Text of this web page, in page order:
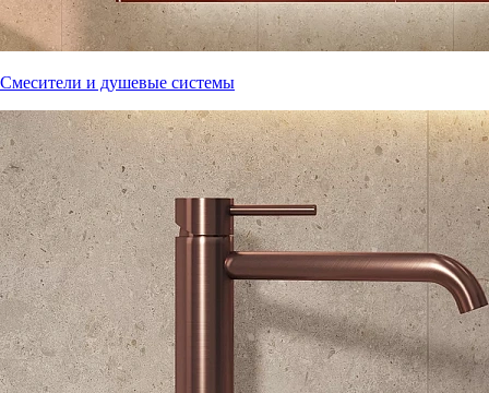
Смесители и душевые системы